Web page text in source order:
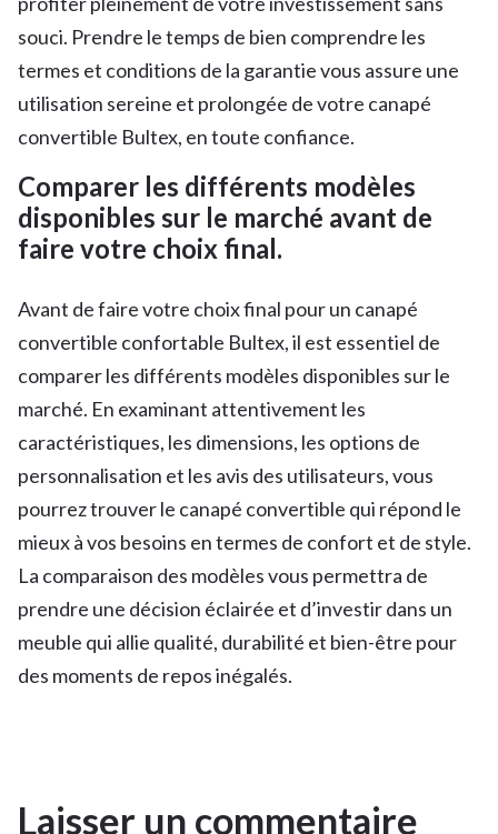
souci. Prendre le temps de bien comprendre les
termes et conditions de la garantie vous assure une
utilisation sereine et prolongée de votre canapé
convertible Bultex, en toute confiance.
Comparer les différents modèles
disponibles sur le marché avant de
faire votre choix final.
Avant de faire votre choix final pour un canapé
convertible confortable Bultex, il est essentiel de
comparer les différents modèles disponibles sur le
marché. En examinant attentivement les
caractéristiques, les dimensions, les options de
personnalisation et les avis des utilisateurs, vous
pourrez trouver le canapé convertible qui répond le
mieux à vos besoins en termes de confort et de style.
La comparaison des modèles vous permettra de
prendre une décision éclairée et d’investir dans un
meuble qui allie qualité, durabilité et bien-être pour
des moments de repos inégalés.
Laisser un commentaire